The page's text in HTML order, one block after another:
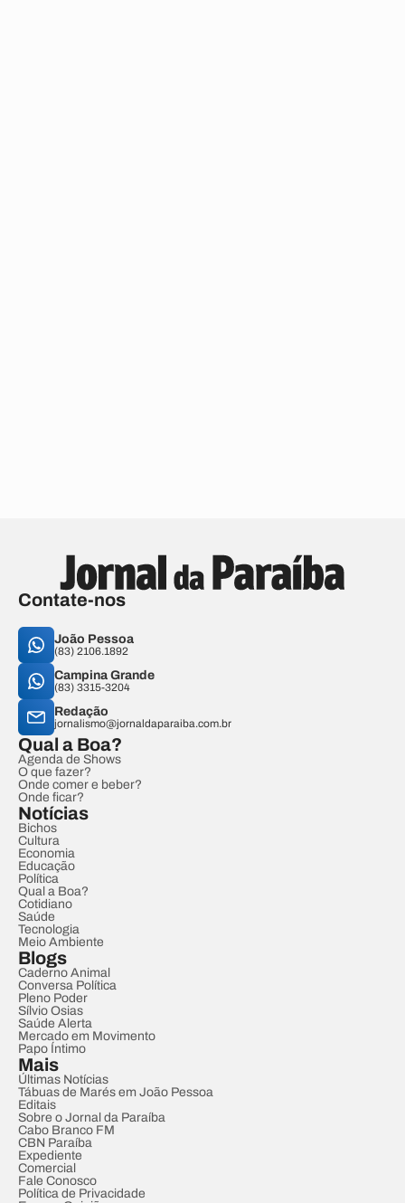
Contate-nos
João Pessoa
(83) 2106.1892
Campina Grande
(83) 3315-3204
Redação
jornalismo@jornaldaparaiba.com.br
Qual a Boa?
Agenda de Shows
O que fazer?
Onde comer e beber?
Onde ficar?
Notícias
Bichos
Cultura
Economia
Educação
Política
Qual a Boa?
Cotidiano
Saúde
Tecnologia
Meio Ambiente
Blogs
Caderno Animal
Conversa Política
Pleno Poder
Sílvio Osias
Saúde Alerta
Mercado em Movimento
Papo Íntimo
Mais
Últimas Notícias
Tábuas de Marés em João Pessoa
Editais
Sobre o Jornal da Paraíba
Cabo Branco FM
CBN Paraíba
Expediente
Comercial
Fale Conosco
Política de Privacidade